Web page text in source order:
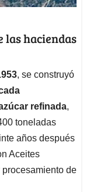
las haciendas
, se construyó
refinada,
toneladas
años después
Aceites
de